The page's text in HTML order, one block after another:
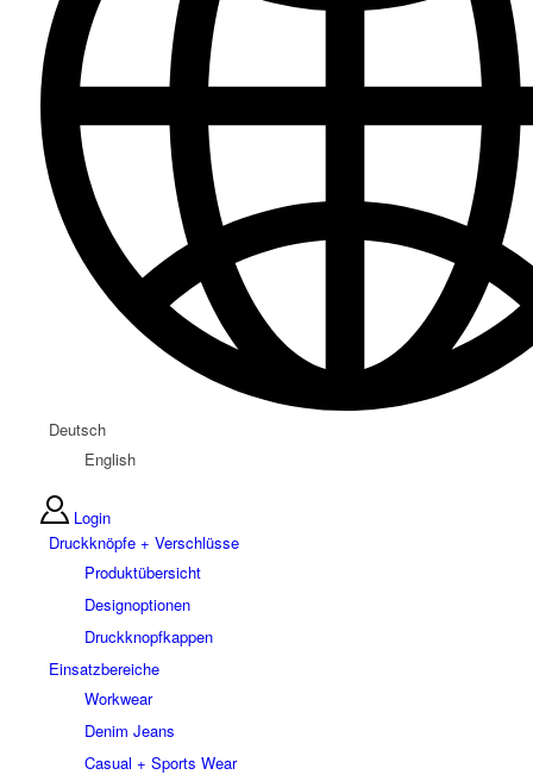
Deutsch
English
Login
Druckknöpfe + Verschlüsse
Produktübersicht
Designoptionen
Druckknopfkappen
Einsatzbereiche
Workwear
Denim Jeans
Casual + Sports Wear